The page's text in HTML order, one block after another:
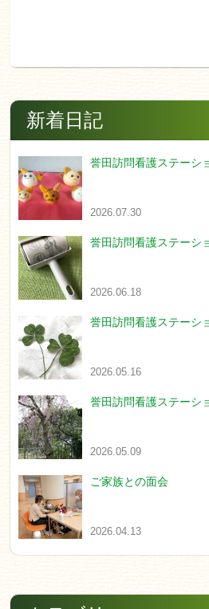
新着日記
誉田訪問看護ステーシ
2026.07.30
誉田訪問看護ステーシ
2026.06.18
誉田訪問看護ステーシ
2026.05.16
誉田訪問看護ステーシ
2026.05.09
ご家族との面会
2026.04.13